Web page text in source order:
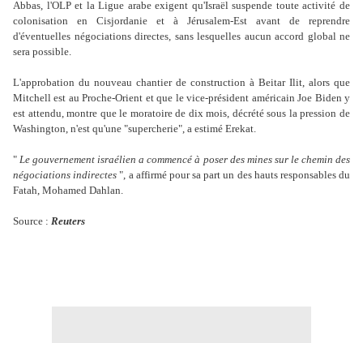
Abbas, l'OLP et la Ligue arabe exigent qu'Israël suspende toute activité de
colonisation en Cisjordanie et à Jérusalem-Est avant de reprendre
d'éventuelles négociations directes, sans lesquelles aucun accord global ne
sera possible.
L'approbation du nouveau chantier de construction à Beitar Ilit, alors que
Mitchell est au Proche-Orient et que le vice-président américain Joe Biden y
est attendu, montre que le moratoire de dix mois, décrété sous la pression de
Washington, n'est qu'une "supercherie", a estimé Erekat.
"Le gouvernement israélien a commencé à poser des mines sur le chemin des
négociations indirectes ", a affirmé pour sa part un des hauts responsables du
Fatah, Mohamed Dahlan.
Source : Reuters